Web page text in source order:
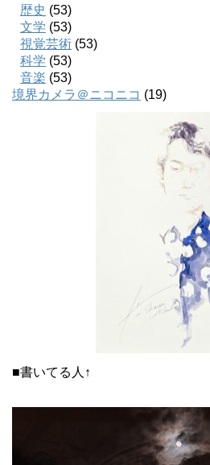
歴史 (53)
文学 (53)
視覚芸術 (53)
科学 (53)
音楽 (53)
境界カメラ＠ニコニコ (19)
■書いてる人↑